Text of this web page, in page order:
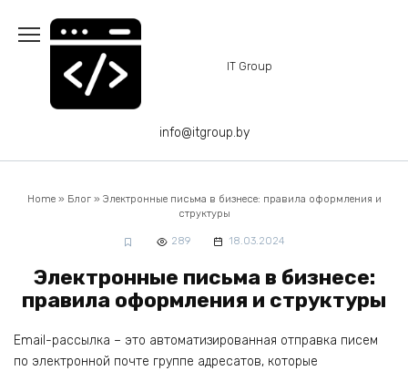
содержанию
IT Group
info@itgroup.by
Home» Блог» Электронные письма в бизнесе: правила оформления и
структуры
289 18.03.2024
Электронные письма в бизнесе:
правила оформления и структуры
Email-рассылка – это автоматизированная отправка писем
по электронной почте группе адресатов, которые